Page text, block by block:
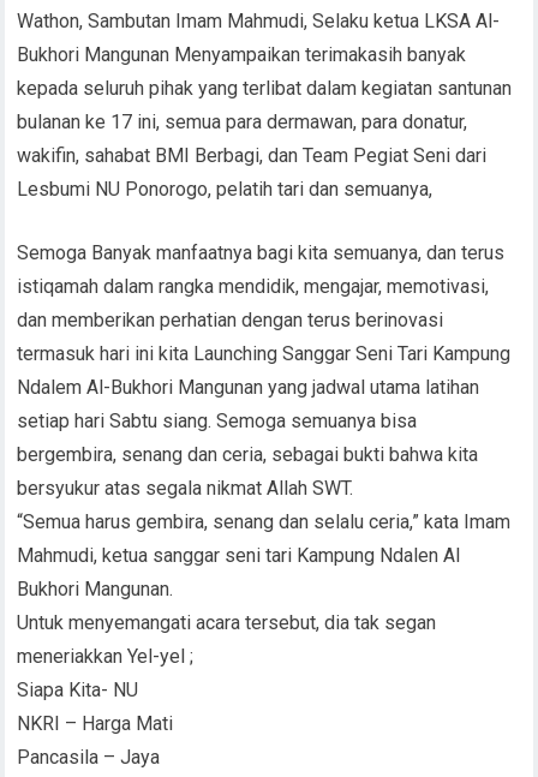
Wathon, Sambutan Imam Mahmudi, Selaku ketua LKSA Al-
Bukhori Mangunan Menyampaikan terimakasih banyak
kepada seluruh pihak yang terlibat dalam kegiatan santunan
bulanan ke 17 ini, semua para dermawan, para donatur,
wakifin, sahabat BMI Berbagi, dan Team Pegiat Seni dari
Lesbumi NU Ponorogo, pelatih tari dan semuanya,
Semoga Banyak manfaatnya bagi kita semuanya, dan terus
istiqamah dalam rangka mendidik, mengajar, memotivasi,
dan memberikan perhatian dengan terus berinovasi
termasuk hari ini kita Launching Sanggar Seni Tari Kampung
Ndalem Al-Bukhori Mangunan yang jadwal utama latihan
setiap hari Sabtu siang. Semoga semuanya bisa
bergembira, senang dan ceria, sebagai bukti bahwa kita
bersyukur atas segala nikmat Allah SWT.
“Semua harus gembira, senang dan selalu ceria,” kata Imam
Mahmudi, ketua sanggar seni tari Kampung Ndalen Al
Bukhori Mangunan.
Untuk menyemangati acara tersebut, dia tak segan
meneriakkan Yel-yel ;
Siapa Kita- NU
NKRI – Harga Mati
Pancasila – Jaya